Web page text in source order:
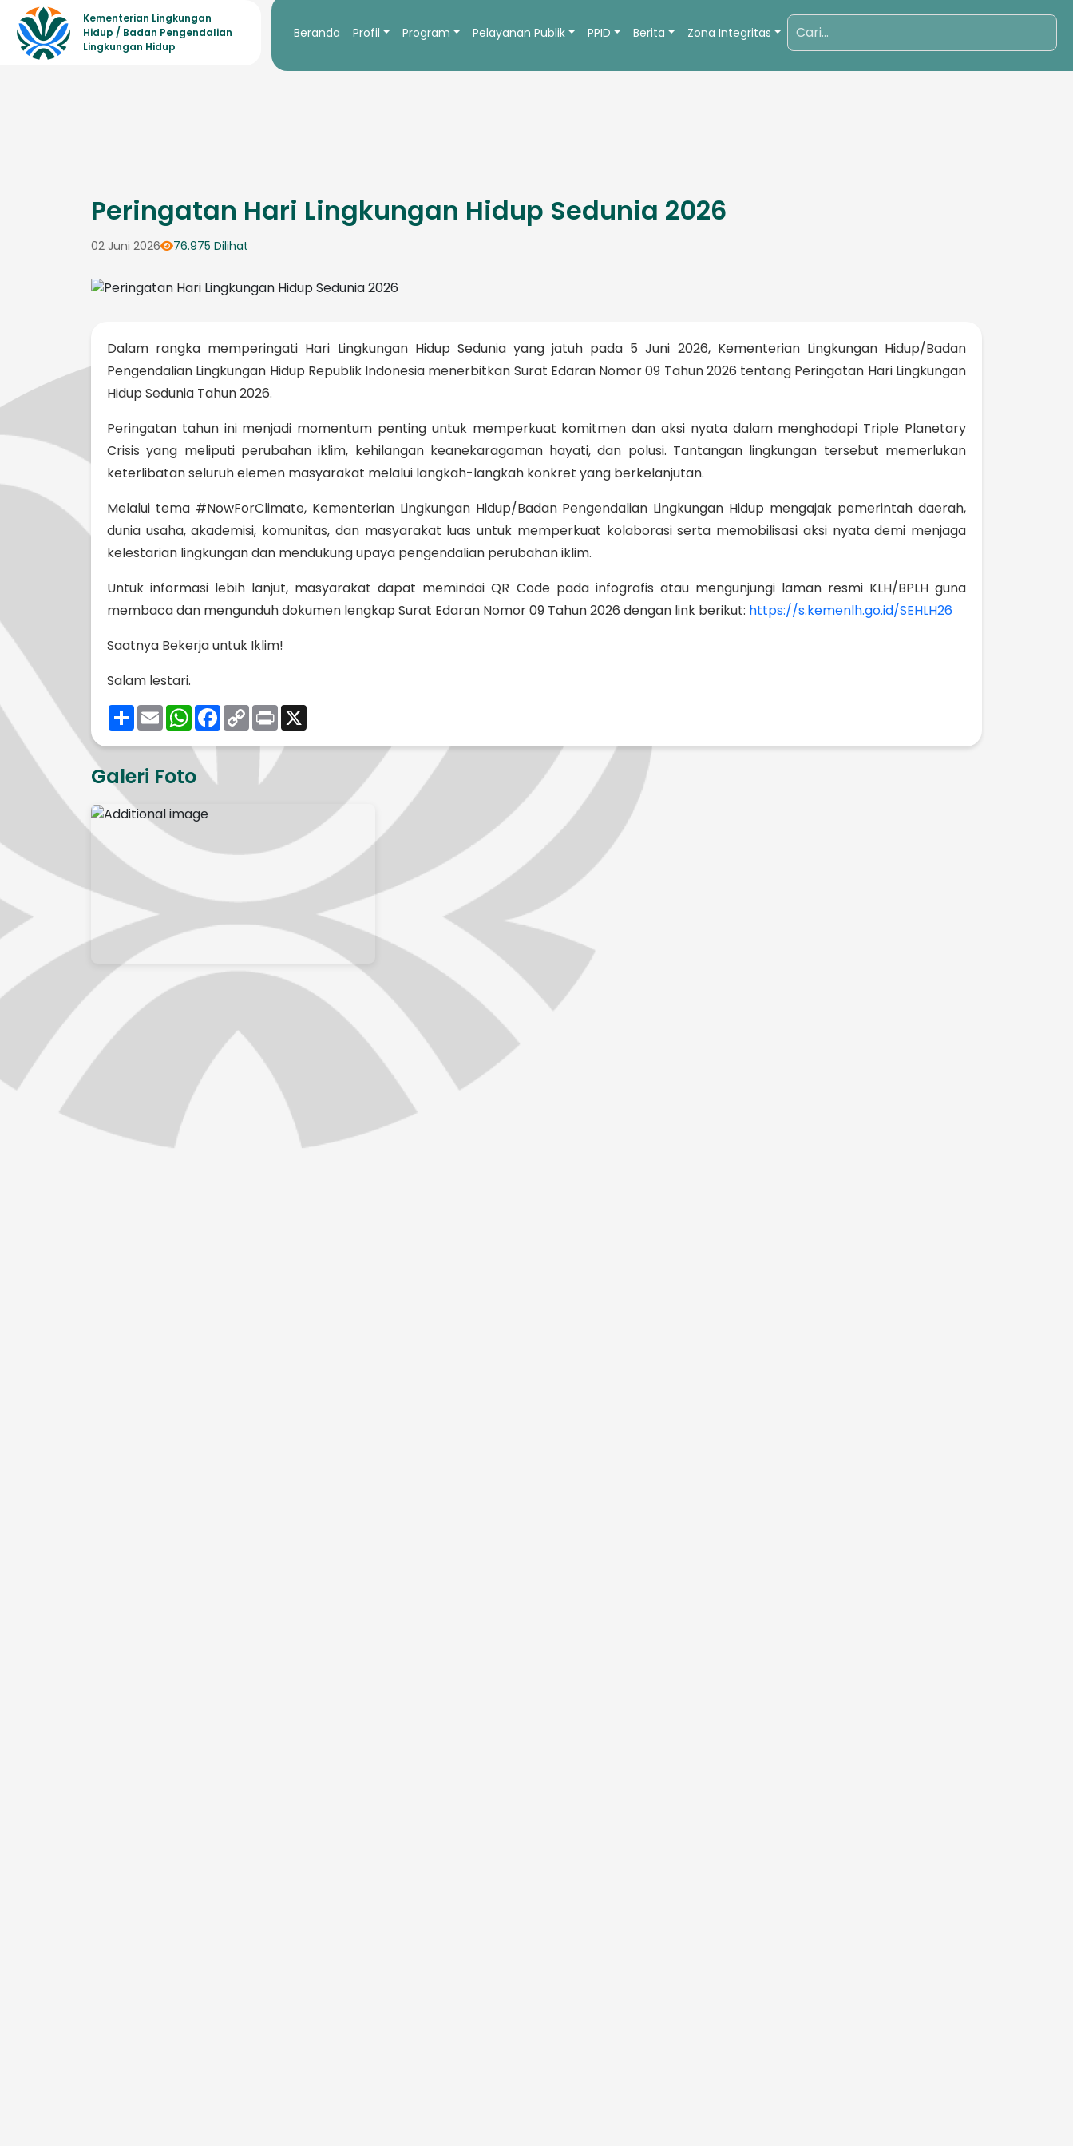
Kementerian Lingkungan
Hidup / Badan Pengendalian
Lingkungan Hidup
Beranda Profil Program Pelayanan Publik PPID Berita Zona Integritas
Peringatan Hari Lingkungan Hidup Sedunia 2026
02 Juni 2026 76.975 Dilihat
Dalam rangka memperingati Hari Lingkungan Hidup Sedunia yang jatuh pada 5 Juni 2026, Kementerian Lingkungan Hidup/Badan
Pengendalian Lingkungan Hidup Republik Indonesia menerbitkan Surat Edaran Nomor 09 Tahun 2026 tentang Peringatan Hari Lingkungan
Hidup Sedunia Tahun 2026.
Peringatan tahun ini menjadi momentum penting untuk memperkuat komitmen dan aksi nyata dalam menghadapi Triple Planetary
Crisis yang meliputi perubahan iklim, kehilangan keanekaragaman hayati, dan polusi. Tantangan lingkungan tersebut memerlukan
keterlibatan seluruh elemen masyarakat melalui langkah-langkah konkret yang berkelanjutan.
Melalui tema #NowForClimate, Kementerian Lingkungan Hidup/Badan Pengendalian Lingkungan Hidup mengajak pemerintah daerah,
dunia usaha, akademisi, komunitas, dan masyarakat luas untuk memperkuat kolaborasi serta memobilisasi aksi nyata demi menjaga
kelestarian lingkungan dan mendukung upaya pengendalian perubahan iklim.
Untuk informasi lebih lanjut, masyarakat dapat memindai QR Code pada infografis atau mengunjungi laman resmi KLH/BPLH guna
membaca dan mengunduh dokumen lengkap Surat Edaran Nomor 09 Tahun 2026 dengan link berikut: https://s.kemenlh.go.id/SEHLH26
Saatnya Bekerja untuk Iklim!
Salam lestari.
ShareEmailWhatsApp
Facebook
Copy
Link
Print
Galeri Foto